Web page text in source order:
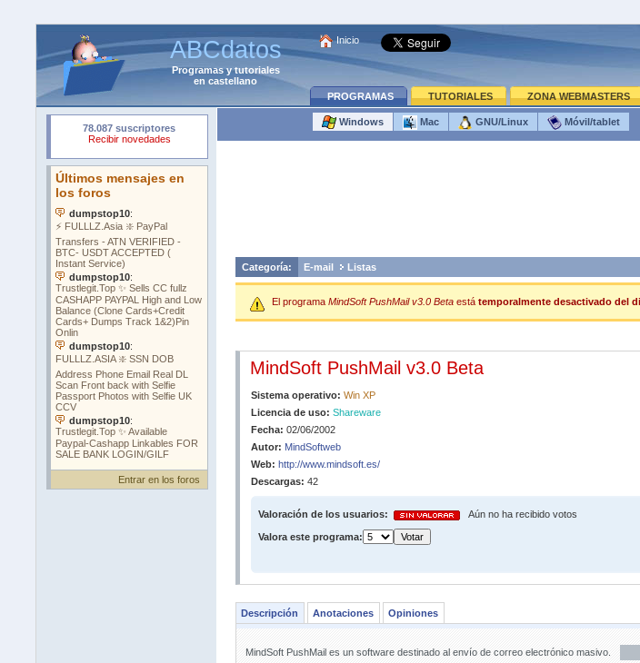
ABCdatos
Programasytutoriales
en castellano
Inicio
PROGRAMAS TUTORIALES ZONA WEBMASTERS
Entrar en los foros
Windows Mac GNU/Linux Móvil/tablet
Categoría: E-mail Listas
El programa MindSoft PushMail v3.0 Betaestá temporalmente desactivado del
MindSoft PushMail v3.0 Beta
Sistema operativo: Win XP
Licencia de uso: Shareware
Fecha: 02/06/2002
Autor: MindSoftweb
Web: http://www.mindsoft.es/
Descargas: 42
Valoración de los usuarios: Aún no ha recibido votos
Valora este programa:
Descripción Anotaciones Opiniones
MindSoft PushMail es un software destinado al envío de correo electrónico masivo.